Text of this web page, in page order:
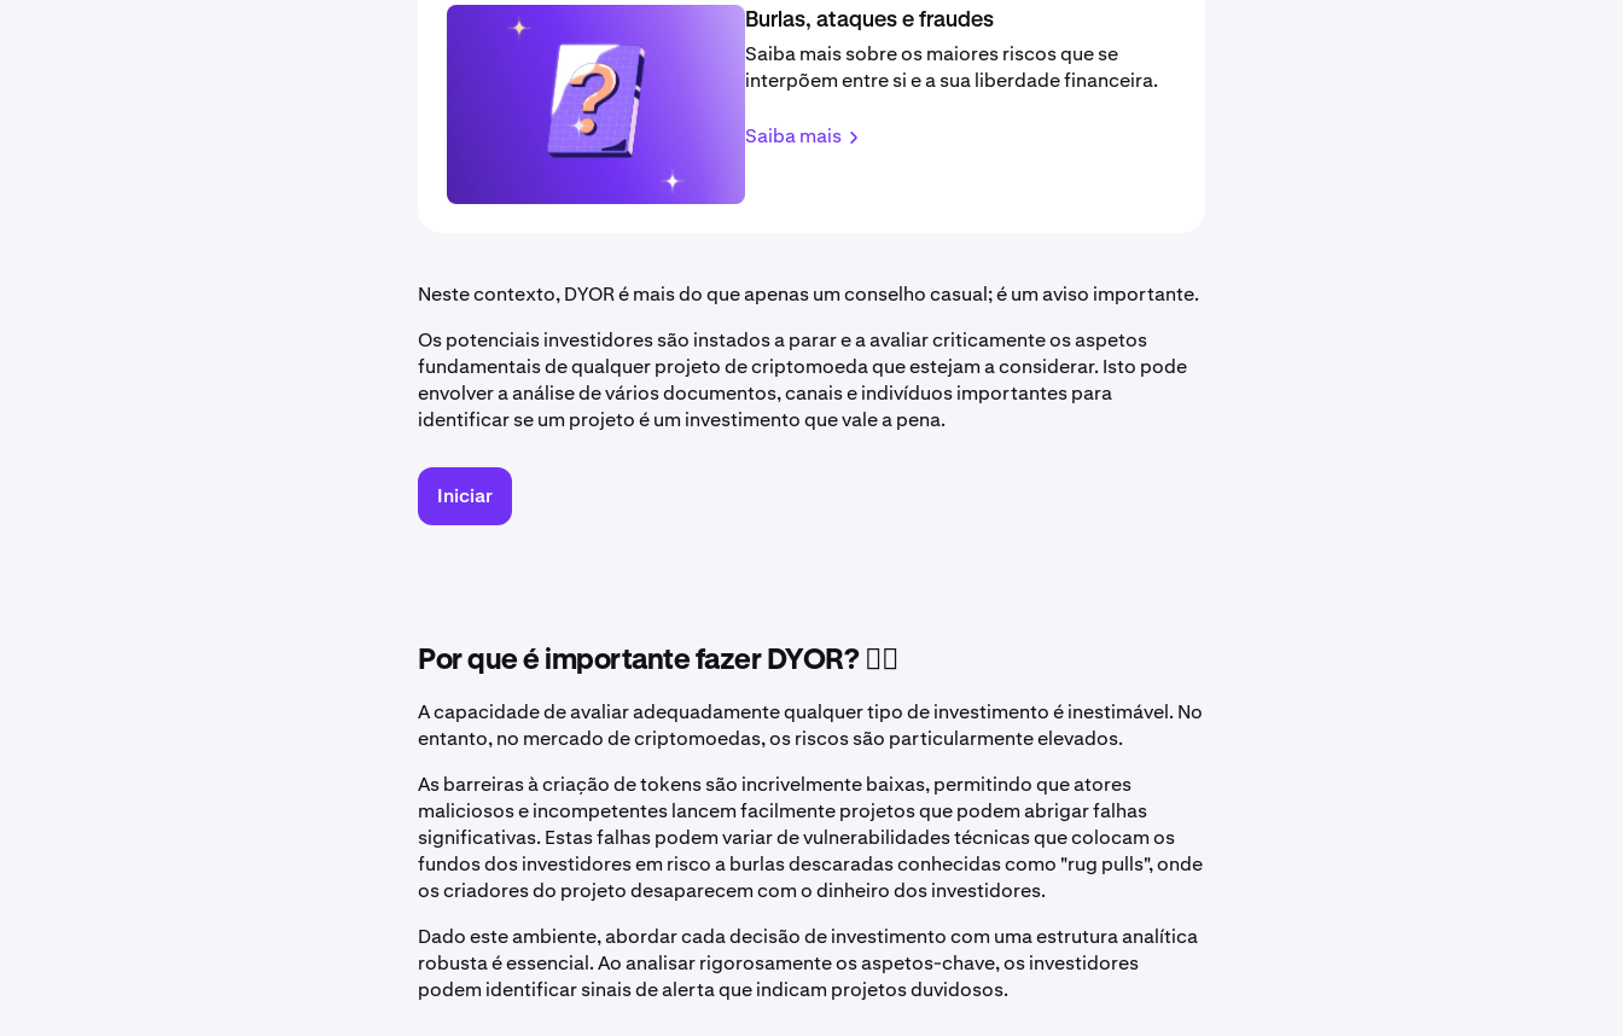
Burlas, ataques e fraudes
Saiba mais sobre os maiores riscos que se
interpõem entre si e a sua liberdade financeira.
Saiba mais
Neste contexto, DYOR é mais do que apenas um conselho casual; é um aviso importante.
Os potenciais investidores são instados a parar e a avaliar criticamente os aspetos
fundamentais de qualquer projeto de criptomoeda que estejam a considerar. Isto pode
envolver a análise de vários documentos, canais e indivíduos importantes para
identificar se um projeto é um investimento que vale a pena.
Iniciar
Por que é importante fazer DYOR? 🤷‍♂️
A capacidade de avaliar adequadamente qualquer tipo de investimento é inestimável. No
entanto, no mercado de criptomoedas, os riscos são particularmente elevados.
As barreiras à criação de tokens são incrivelmente baixas, permitindo que atores
maliciosos e incompetentes lancem facilmente projetos que podem abrigar falhas
significativas. Estas falhas podem variar de vulnerabilidades técnicas que colocam os
fundos dos investidores em risco a burlas descaradas conhecidas como "rug pulls", onde
os criadores do projeto desaparecem com o dinheiro dos investidores.
Dado este ambiente, abordar cada decisão de investimento com uma estrutura analítica
robusta é essencial. Ao analisar rigorosamente os aspetos-chave, os investidores
podem identificar sinais de alerta que indicam projetos duvidosos.